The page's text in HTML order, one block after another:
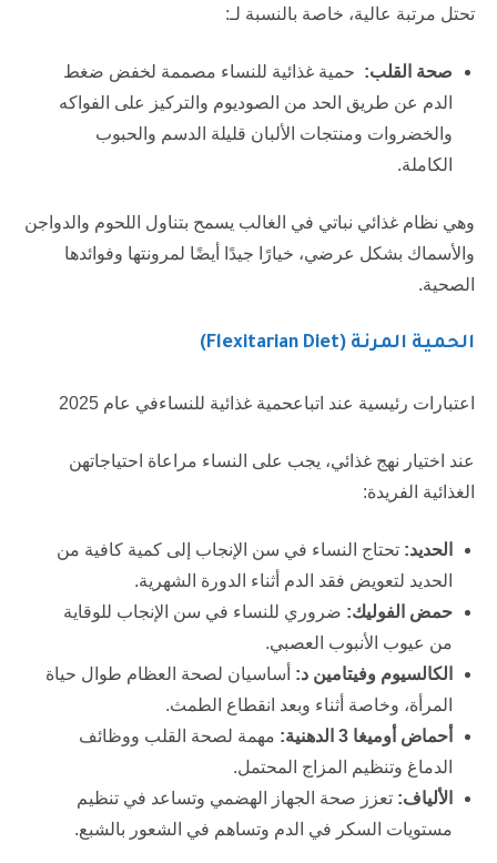
تحتل مرتبة عالية، خاصة بالنسبة لـ:
صحة القلب: حمية غذائية للنساء مصممة لخفض ضغط
الدم عن طريق الحد من الصوديوم والتركيز على الفواكه
والخضروات ومنتجات الألبان قليلة الدسم والحبوب
الكاملة.
وهي نظام غذائي نباتي في الغالب يسمح بتناول اللحوم والدواجن
والأسماك بشكل عرضي، خيارًا جيدًا أيضًا لمرونتها وفوائدها
الصحية.
الحمية المرنة (Flexitarian Diet)
اعتبارات رئيسية عند اتباعحمية غذائية للنساءفي عام 2025
عند اختيار نهج غذائي، يجب على النساء مراعاة احتياجاتهن
الغذائية الفريدة:
الحديد: تحتاج النساء في سن الإنجاب إلى كمية كافية من
الحديد لتعويض فقد الدم أثناء الدورة الشهرية.
حمض الفوليك: ضروري للنساء في سن الإنجاب للوقاية
من عيوب الأنبوب العصبي.
الكالسيوم وفيتامين د: أساسيان لصحة العظام طوال حياة
المرأة، وخاصة أثناء وبعد انقطاع الطمث.
أحماض أوميغا 3 الدهنية
: مهمة لصحة القلب ووظائف
الدماغ وتنظيم المزاج المحتمل.
الألياف: تعزز صحة الجهاز الهضمي وتساعد في تنظيم
مستويات السكر في الدم وتساهم في الشعور بالشبع.